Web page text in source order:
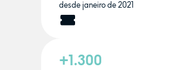
desde janeiro de 2021
+1.300